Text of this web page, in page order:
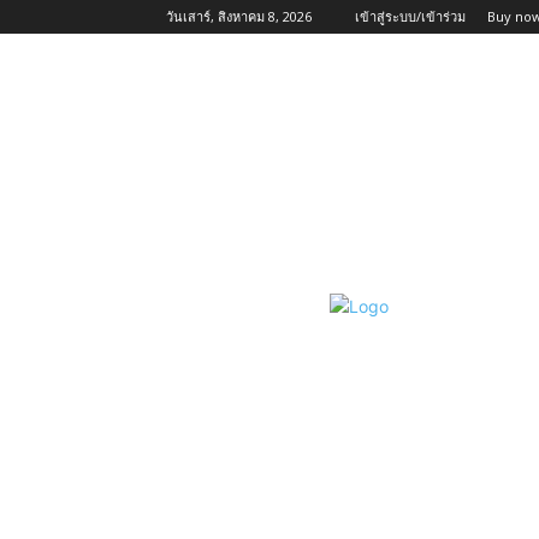
วันเสาร์, สิงหาคม 8, 2026 เข้าสู่ระบบ/เข้าร่วม Buy